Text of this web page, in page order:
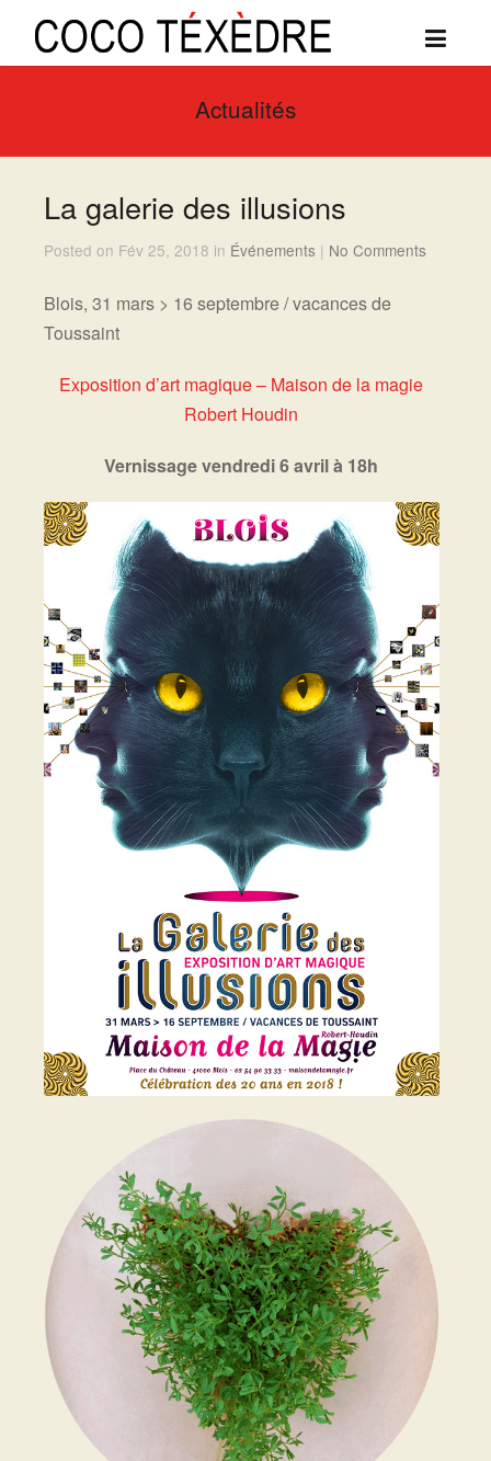
Actualités
La galerie des illusions
Posted on Fév 25, 2018 in Événements | No Comments
Blois, 31 mars > 16 septembre / vacances de
Toussaint
Exposition d’art magique – Maison de la magie
Robert Houdin
Vernissage vendredi 6 avril à 18h